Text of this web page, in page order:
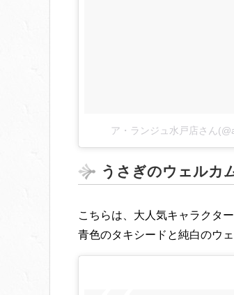
ア・ランジュ水戸店さん
うさぎのウェルカ
こちらは、大人気キャラクタ
青色のタキシードと純白のウ